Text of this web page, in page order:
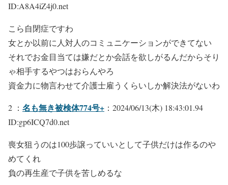
ID:A8A4iZ4j0.net
こら自閉症ですわ
女とか以前に人対人のコミュニケーションができてない
それでお金目当ては嫌だとか会話を欲しがるんだからそり
ゃ相手するやつはおらんやろ
資金力に物言わせて介護士雇うくらいしか解決法がないわ
2 ： 名も無き被検体774号+ ：2024/06/13(木) 18:43:01.94
ID:gp6ICQ7d0.net
喪女狙うのは100歩譲っていいとして子供だけは作るのや
めてくれ
負の再生産で子供を苦しめるな